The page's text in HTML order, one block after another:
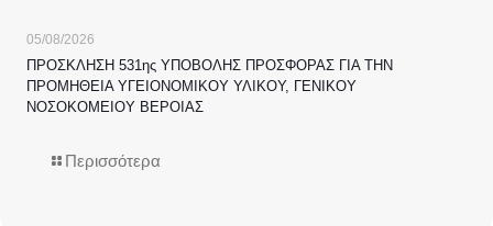
05/08/2026
ΠΡΟΣΚΛΗΣΗ 531ης ΥΠΟΒΟΛΗΣ ΠΡΟΣΦΟΡΑΣ ΓΙΑ ΤΗΝ
ΠΡΟΜΗΘΕΙΑ ΥΓΕΙΟΝΟΜΙΚΟΥ ΥΛΙΚΟΥ, ΓΕΝΙΚΟΥ
ΝΟΣΟΚΟΜΕΙΟΥ ΒΕΡΟΙΑΣ
Περισσότερα